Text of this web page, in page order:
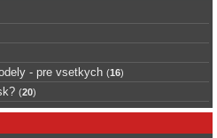
- pre vsetkych (16)
(20)